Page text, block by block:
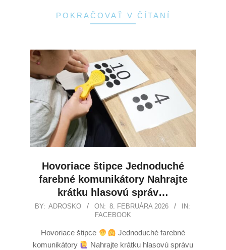
POKRAČOVAŤ V ČÍTANÍ
Hovoriace štipce Jednoduché
farebné komunikátory Nahrajte
krátku hlasovú správ…
BY: ADROSKO ON: 8. FEBRUÁRA 2026
IN:
FACEBOOK
Hovoriace štipce
Jednoduché farebné
komunikátory
Nahrajte krátku hlasovú správu